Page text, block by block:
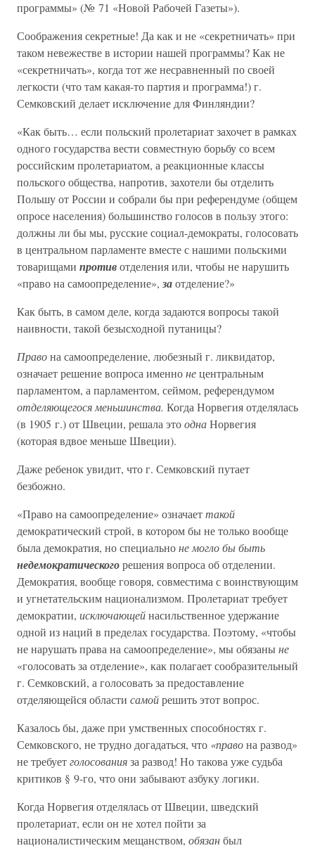
программы» (№ 71 «Новой Рабочей Газеты»).
Соображения секретные! Да как и не «секретничать» при
таком невежестве в истории нашей программы? Как не
«секретничать», когда тот же несравненный по своей
легкости (что там какая-то партия и программа!) г.
Семковский делает исключение для Финляндии?
«Как быть… если польский пролетариат захочет в рамках
одного государства вести совместную борьбу со всем
российским пролетариатом, а реакционные классы
польского общества, напротив, захотели бы отделить
Польшу от России и собрали бы при референдуме (общем
опросе населения) большинство голосов в пользу этого:
должны ли бы мы, русские социал-демократы, голосовать
в центральном парламенте вместе с нашими польскими
товарищами противотделения или, чтобы не нарушить
«право на самоопределение», заотделение?»
Как быть, в самом деле, когда задаются вопросы такой
наивности, такой безысходной путаницы?
Правона самоопределение, любезный г. ликвидатор,
означает решение вопроса именнонецентральным
парламентом, а парламентом, сеймом, референдумом
отделяющегося меньшинства. Когда Норвегия отделялась
(в 1905 г.) от Швеции, решала этооднаНорвегия
(которая вдвое меньше Швеции).
Даже ребенок увидит, что г. Семковский путает
безбожно.
«Право на самоопределение» означаеттакой
демократический строй, в котором бы не только вообще
была демократия, но специальноне могло бы быть
недемократическогорешения вопроса об отделении.
Демократия, вообще говоря, совместима с воинствующим
и угнетательским национализмом. Пролетариат требует
демократии, исключающейнасильственное удержание
одной из наций в пределах государства. Поэтому, «чтобы
не нарушать права на самоопределение», мы обязаныне
«голосовать за отделение», как полагает сообразительный
г. Семковский, а голосовать за предоставление
отделяющейся области самойрешить этот вопрос.
Казалось бы, даже при умственных способностях г.
Семковского, не трудно догадаться, что «правона развод»
не требуетголосованияза развод! Но такова уже судьба
критиков § 9-го, что они забывают азбуку логики.
Когда Норвегия отделялась от Швеции, шведский
пролетариат, если он не хотел пойти за
националистическим мещанством, обязанбыл